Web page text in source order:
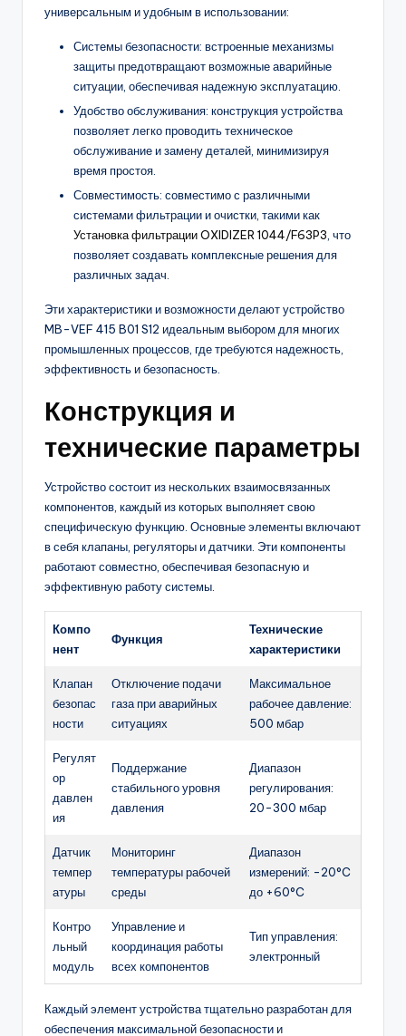
универсальным и удобным в использовании:
Системы безопасности: встроенные механизмы
защиты предотвращают возможные аварийные
ситуации, обеспечивая надежную эксплуатацию.
Удобство обслуживания: конструкция устройства
позволяет легко проводить техническое
обслуживание и замену деталей, минимизируя
время простоя.
Совместимость: совместимо с различными
системами фильтрации и очистки, такими как
Установка фильтрации OXIDIZER 1044/F63P3 , что
позволяет создавать комплексные решения для
различных задач.
Эти характеристики и возможности делают устройство
MB-VEF 415 B01 S12 идеальным выбором для многих
промышленных процессов, где требуются надежность,
эффективность и безопасность.
Конструкция и
технические параметры
Устройство состоит из нескольких взаимосвязанных
компонентов, каждый из которых выполняет свою
специфическую функцию. Основные элементы включают
в себя клапаны, регуляторы и датчики. Эти компоненты
работают совместно, обеспечивая безопасную и
эффективную работу системы.
Компо
нент
Функция
Технические
характеристики
Клапан
безопас
ности
Отключение подачи
газа при аварийных
ситуациях
Максимальное
рабочее давление:
500 мбар
Регулят
ор
давлен
ия
Поддержание
стабильного уровня
давления
Диапазон
регулирования:
20-300 мбар
Датчик
темпер
атуры
Мониторинг
температуры рабочей
среды
Диапазон
измерений: -20°C
до +60°C
Контро
льный
модуль
Управление и
координация работы
всех компонентов
Тип управления:
электронный
Каждый элемент устройства тщательно разработан для
обеспечения максимальной безопасности и